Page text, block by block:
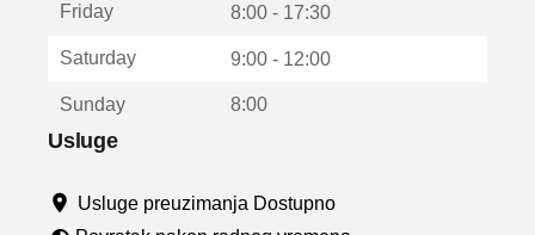
u
Friday 8:00 - 17:30
Saturday 9:00 - 12:00
Sunday 8:00
Usluge
Usluge preuzimanja Dostupno